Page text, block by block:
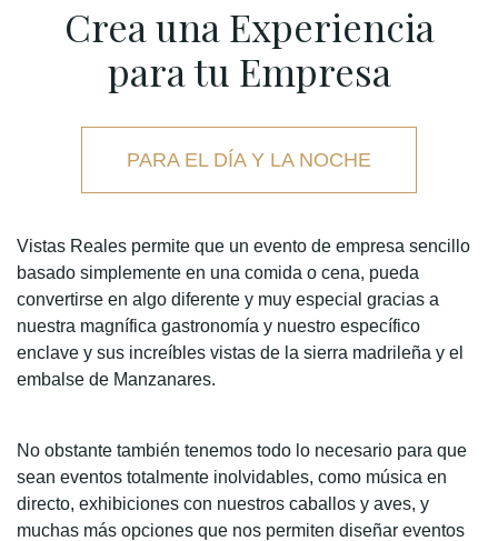
Crea una Experiencia
para tu Empresa
PARA EL DÍA Y LA NOCHE
Vistas Reales permite que un evento de empresa sencillo
basado simplemente en una comida o cena, pueda
convertirse en algo diferente y muy especial gracias a
nuestra magnífica gastronomía y nuestro específico
enclave y sus increíbles vistas de la sierra madrileña y el
embalse de Manzanares.
No obstante también tenemos todo lo necesario para que
sean eventos totalmente inolvidables, como música en
directo, exhibiciones con nuestros caballos y aves, y
muchas más opciones que nos permiten diseñar eventos